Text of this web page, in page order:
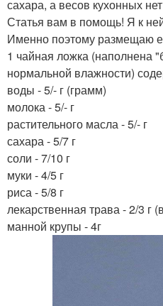
сахара, а весов кухонных
Статья вам в помощь! Я к
Именно поэтому размещаю
1 чайная ложка (наполнена
нормальной влажности)
воды - 5/- г (грамм)
молока - 5/- г
растительного масла - 5/- г
сахара - 5/7 г
соли - 7/10 г
муки - 4/5 г
риса - 5/8 г
лекарственная трава - 2/3 г
манной крупы - 4г